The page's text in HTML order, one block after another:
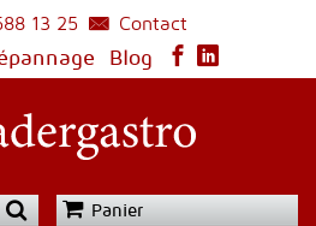
13 25
Contact
Blog
Panier